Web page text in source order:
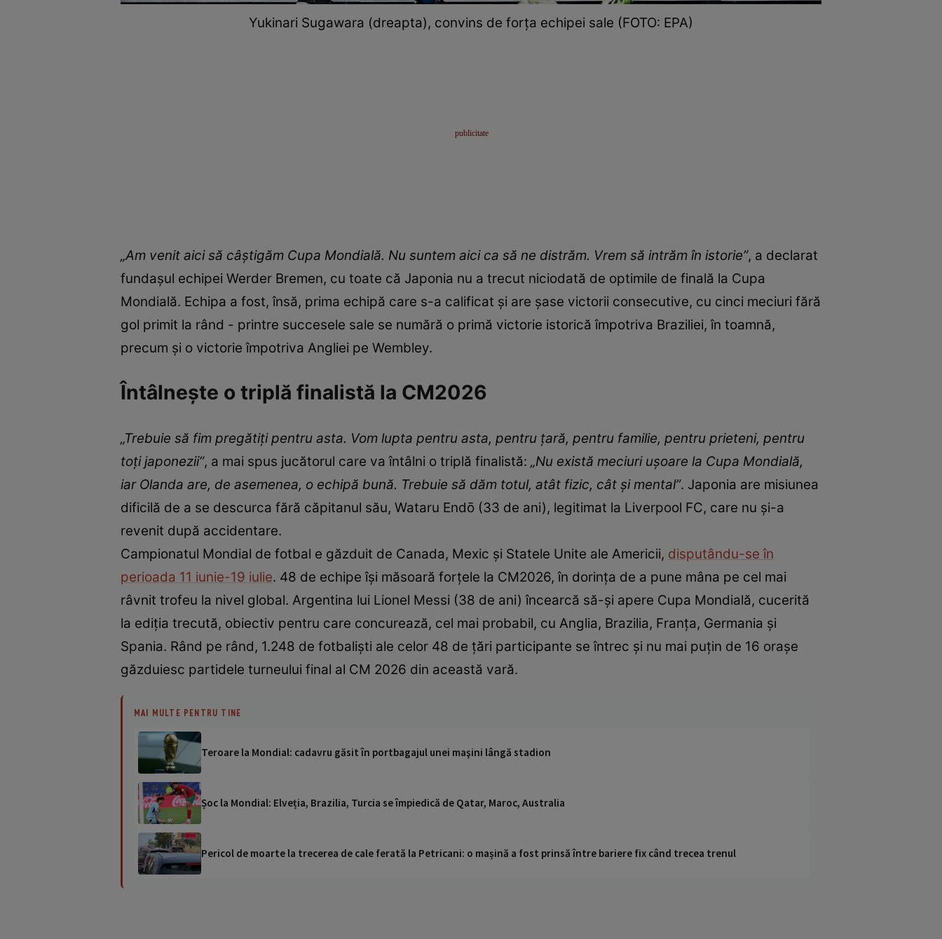
Yukinari Sugawara (dreapta), convins de forța echipei sale (FOTO: EPA)
„Am venit aici să câştigăm Cupa Mondială. Nu suntem aici ca să ne distrăm. Vrem să intrăm în istorie”, a declarat
fundaşul echipei Werder Bremen, cu toate că Japonia nu a trecut niciodată de optimile de finală la Cupa
Mondială. Echipa a fost, însă, prima echipă care s-a calificat şi are şase victorii consecutive, cu cinci meciuri fără
gol primit la rând - printre succesele sale se numără o primă victorie istorică împotriva Braziliei, în toamnă,
precum şi o victorie împotriva Angliei pe Wembley.
Întâlnește o triplă finalistă la CM2026
„Trebuie să fim pregătiţi pentru asta. Vom lupta pentru asta, pentru ţară, pentru familie, pentru prieteni, pentru
toţi japonezii”, a mai spus jucătorul care va întâlni o triplă finalistă: „Nu există meciuri uşoare la Cupa Mondială,
iar Olanda are, de asemenea, o echipă bună. Trebuie să dăm totul, atât fizic, cât şi mental”. Japonia are misiunea
dificilă de a se descurca fără căpitanul său, Wataru Endō (33 de ani), legitimat la Liverpool FC, care nu şi-a
revenit după accidentare.
Campionatul Mondial de fotbal e găzduit de Canada, Mexic și Statele Unite ale Americii, disputându-se în
perioada 11 iunie-19 iulie. 48 de echipe își măsoară forțele la CM2026, în dorința de a pune mâna pe cel mai
râvnit trofeu la nivel global. Argentina lui Lionel Messi (38 de ani) încearcă să-și apere Cupa Mondială, cucerită
la ediția trecută, obiectiv pentru care concurează, cel mai probabil, cu Anglia, Brazilia, Franța, Germania și
Spania. Rând pe rând, 1.248 de fotbaliști ale celor 48 de țări participante se întrec și nu mai puțin de 16 orașe
găzduiesc partidele turneului final al CM 2026 din această vară.
MAI MULTE PENTRU TINE
Teroare la Mondial: cadavru găsit în portbagajul unei maşini lângă stadion
Șoc la Mondial: Elveția, Brazilia, Turcia se împiedică de Qatar, Maroc, Australia
Pericol de moarte la trecerea de cale ferată la Petricani: o mașină a fost prinsă între bariere fix când trecea trenul